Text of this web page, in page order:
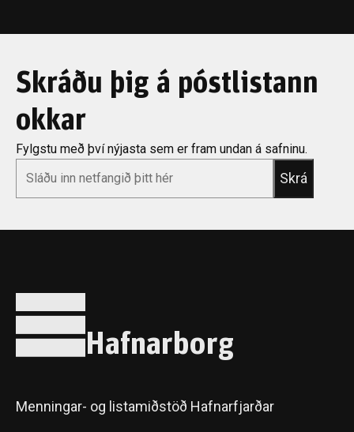
Skráðu þig á póstlistann
okkar
Fylgstu með því nýjasta sem er fram undan á safninu.
Hafnarborg
Menningar- og listamiðstöð Hafnarfjarðar